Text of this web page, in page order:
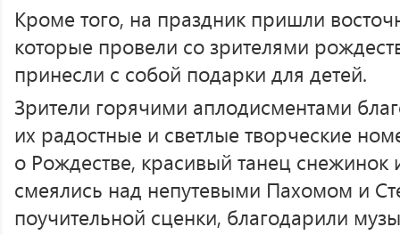
Кроме того, на праздник пришли
которые провели со зрителями
принесли с собой подарки для детей.
Зрители горячими аплодисментами
их радостные и светлые творческие
о Рождестве, красивый танец снежинок
смеялись над непутевыми Пахомом и
поучительной сценки, благодарили